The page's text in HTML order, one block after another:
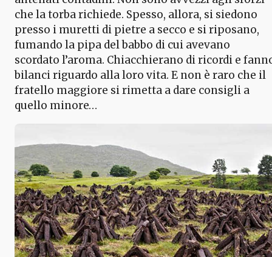
che la torba richiede. Spesso, allora, si siedono
presso i muretti di pietre a secco e si riposano,
fumando la pipa del babbo di cui avevano
scordato l’aroma. Chiacchierano di ricordi e
bilanci riguardo alla loro vita. E non è raro che il
fratello maggiore si rimetta a dare consigli a
quello minore…